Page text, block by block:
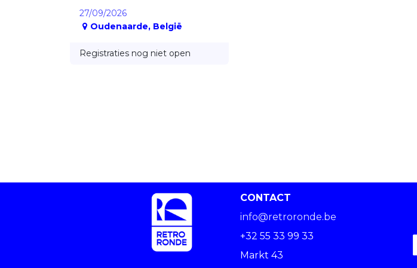
27/09/2026
Oudenaarde, België
Registraties nog niet open
CONTACT
info@retroronde.be
+32 55 33 99 33
Markt 43